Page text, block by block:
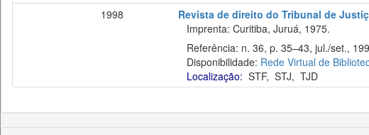
1998
Revista de direito do Tribunal de
Imprenta: Curitiba, Juruá, 1975.
Referência: n. 36, p. 35–43, jul./set.,
Disponibilidade: Rede Virtual de
Localização: STF, STJ, TJD